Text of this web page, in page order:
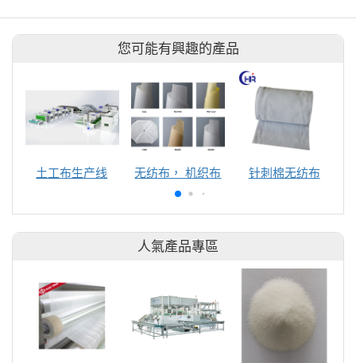
您可能有興趣的產品
土工布生产线 无纺布， 机织布 针刺棉无纺布
人氣產品專區